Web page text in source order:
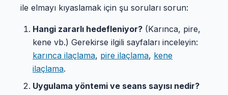
ile elmayı kıyaslamak için şu soruları sorun:
Hangi zararlı hedefleniyor? (Karınca, pire,
kene vb.) Gerekirse ilgili sayfaları inceleyin:
karınca ilaçlama, pire ilaçlama, kene
ilaçlama.
Uygulama yöntemi ve seans sayısı nedir?